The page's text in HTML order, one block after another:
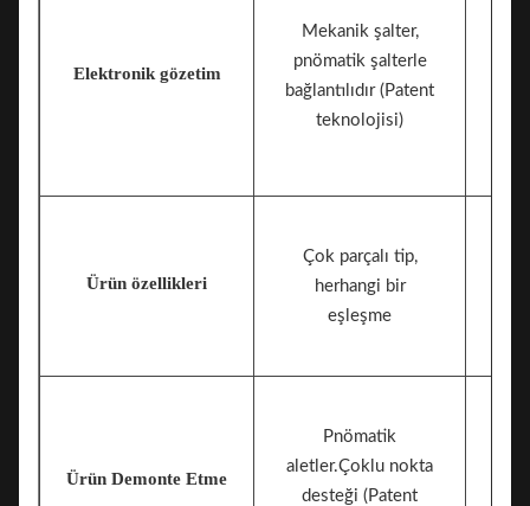
Elektronik gözetim
Mekanik şalter,
pnömatik şalterle
bağlantılıdır (Patent
teknolojisi)
Ürün özellikleri
Çok parçalı tip,
herhangi bir
eşleşme
Ürün Demonte Etme
Pnömatik
aletler.Çoklu nokta
desteği (Patent